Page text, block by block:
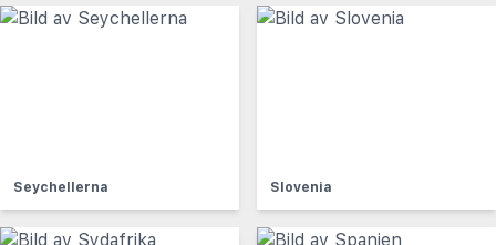
Seychellerna Slovenia